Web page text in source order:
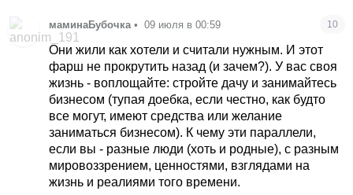
маминаБубочка • 09 июля в 00:59 10
Они жили как хотели и считали нужным. И этот
фарш не прокрутить назад (и зачем?). У вас своя
жизнь - воплощайте: стройте дачу и занимайтесь
бизнесом (тупая доебка, если честно, как будто
все могут, имеют средства или желание
заниматься бизнесом). К чему эти параллели,
если вы - разные люди (хоть и родные), с разным
мировоззрением, ценностями, взглядами на
жизнь и реалиями того времени.